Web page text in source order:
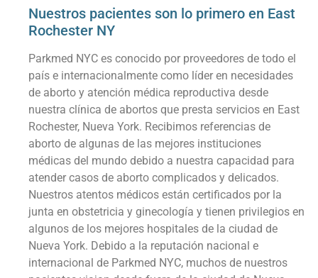
Nuestros pacientes son lo primero en East
Rochester NY
Parkmed NYC es conocido por proveedores de todo el
país e internacionalmente como líder en necesidades
de aborto y atención médica reproductiva desde
nuestra clínica de abortos que presta servicios en East
Rochester, Nueva York. Recibimos referencias de
aborto de algunas de las mejores instituciones
médicas del mundo debido a nuestra capacidad para
atender casos de aborto complicados y delicados.
Nuestros atentos médicos están certificados por la
junta en obstetricia y ginecología y tienen privilegios en
algunos de los mejores hospitales de la ciudad de
Nueva York. Debido a la reputación nacional e
internacional de Parkmed NYC, muchos de nuestros